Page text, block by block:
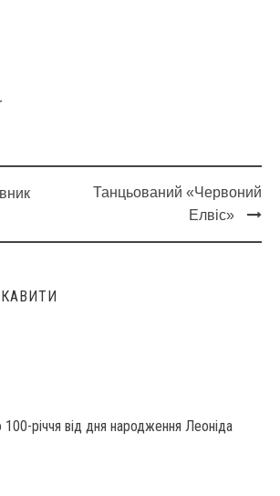
Танцьований «Червоний
Елвіс»
річчя від дня народження Леоніда